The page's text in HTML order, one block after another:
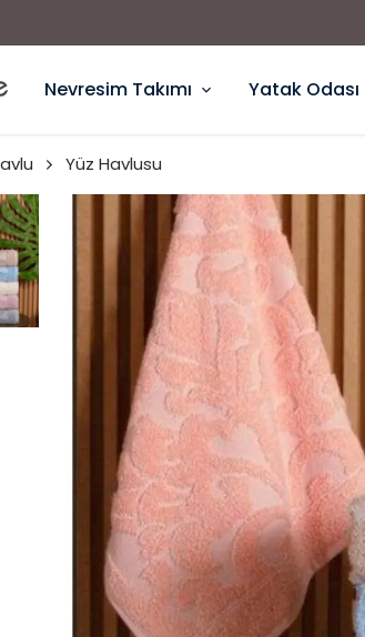
Nevresim Takımı Yatak Odası
Yüz Havlusu